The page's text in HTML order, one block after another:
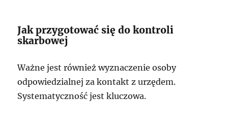
Jak przygotować się do kontroli
skarbowej
Ważne jest również wyznaczenie osoby
odpowiedzialnej za kontakt z urzędem.
Systematyczność jest kluczowa.